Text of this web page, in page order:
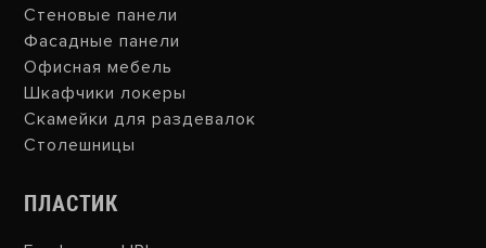
Стеновые панели
Фасадные панели
Офисная мебель
Шкафчики локеры
Скамейки для раздевалок
Столешницы
ПЛАСТИК